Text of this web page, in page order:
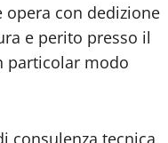
opera con dedizione
e perito presso il
particolar modo
consulenza tecnica